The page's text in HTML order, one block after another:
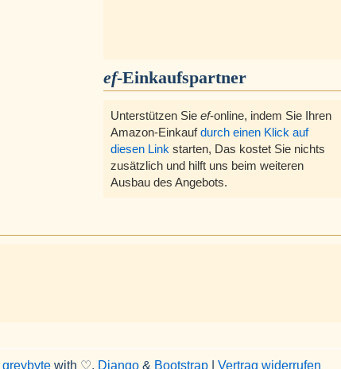
ef-Einkaufspartner
Unterstützen Sie ef-online, indem Sie Ihren
Amazon-Einkaufdurch einen Klick auf
diesen Link starten, Das kostet Sie nichts
zusätzlich und hilft uns beim weiteren
Ausbau des Angebots.
greybyte with ♡, Django & Bootstrap Vertrag widerrufen